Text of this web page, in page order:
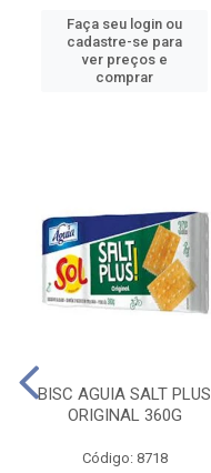
Faça seu login ou
cadastre-se para
ver preços e
comprar
BISC AGUIA SALT PLUS
ORIGINAL 360G
Código: 8718